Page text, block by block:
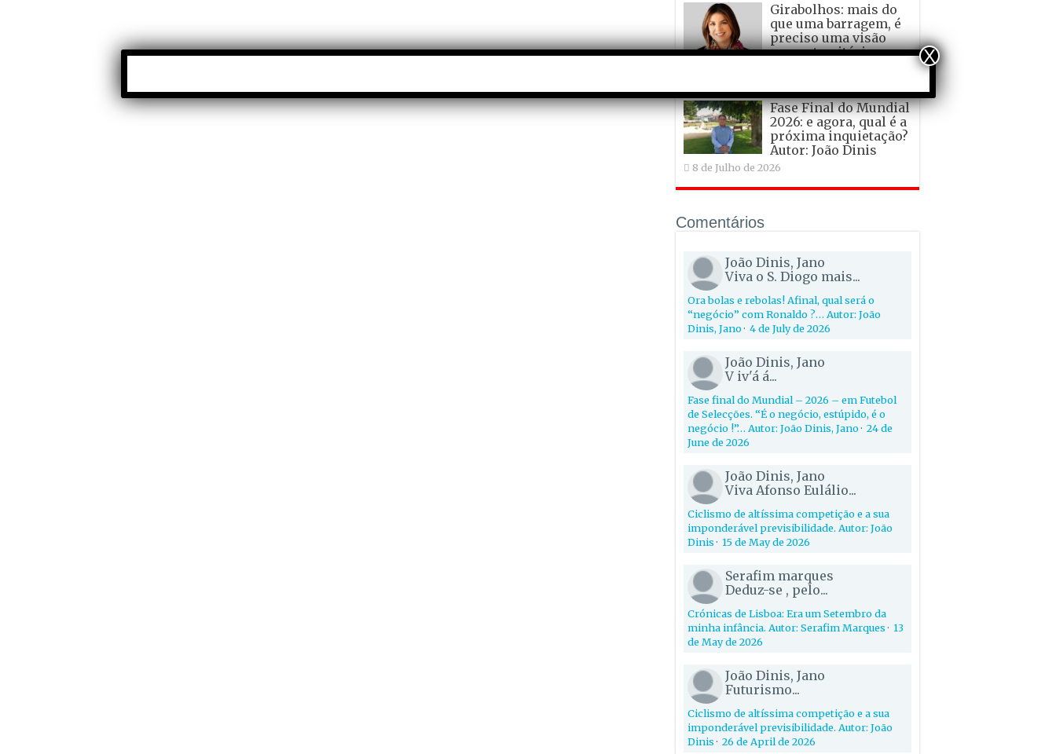
Girabolhos: mais do
que uma barragem, é
preciso uma visão
para o território.
Fase Final do Mundial
2026: e agora, qual é a
próxima inquietação?
Autor: João Dinis
8 de Julho de 2026
Comentários
João Dinis, Jano
Viva o S. Diogo mais...
Ora bolas e rebolas! Afinal, qual será o
“negócio” com Ronaldo ?… Autor: João
Dinis, Jano· 4 de July de 2026
João Dinis, Jano
V iv'á á...
Fase final do Mundial – 2026 – em Futebol
de Selecções. “É o negócio, estúpido, é o
negócio !”… Autor: João Dinis, Jano· 24 de
June de 2026
João Dinis, Jano
Viva Afonso Eulálio...
Ciclismo de altíssima competição e a sua
imponderável previsibilidade. Autor: João
Dinis· 15 de May de 2026
Serafim marques
Deduz-se , pelo...
Crónicas de Lisboa: Era um Setembro da
minha infância. Autor: Serafim Marques· 13
de May de 2026
João Dinis, Jano
Futurismo...
Ciclismo de altíssima competição e a sua
imponderável previsibilidade. Autor: João
Dinis· 26 de April de 2026
X